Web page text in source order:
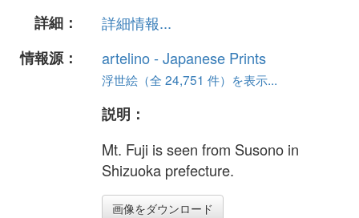
詳細：
詳細情報...
情報源：
artelino - Japanese Prints
浮世絵（全 24,751 件）を表示...
説明：
Mt. Fuji is seen from Susono in
Shizuoka prefecture.
画像をダウンロード